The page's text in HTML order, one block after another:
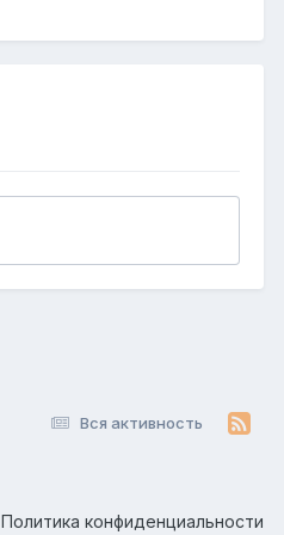
Вся активность
Политика конфиденциальности